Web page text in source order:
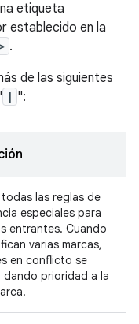
etiqueta
establecido en la
.
de las siguientes
| ":
las reglas de
especiales para
entrantes. Cuando
varias marcas,
en conflicto se
dando prioridad a la